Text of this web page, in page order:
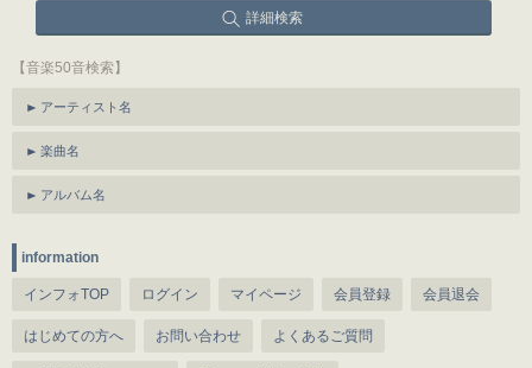
詳細検索
【音楽50音検索】
アーティスト名
楽曲名
アルバム名
information
インフォTOP ログイン マイページ 会員登録 会員退会
はじめての方へ お問い合わせ よくあるご質問